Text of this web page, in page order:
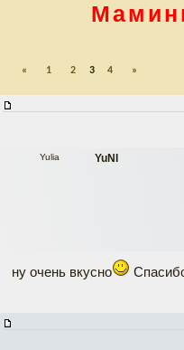
« 1 2 3 4 »
YuNI
Yulia
ну очень вкусно